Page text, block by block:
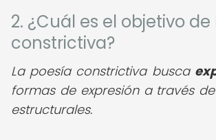
2. ¿Cuál es el objetivo
constrictiva?
La poesía constrictiva busca
formas de expresión a través de
estructurales.